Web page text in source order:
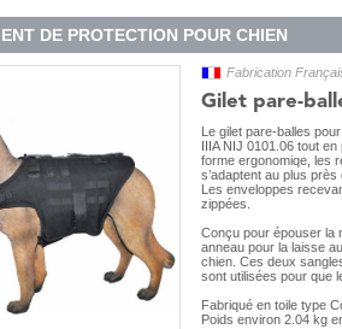
DE PROTECTION POUR CHIEN
Fabrication
Gilet pare-
Le gilet pare-balles
IIIA NIJ 0101.06 tout
forme ergonomiqe, les
s’adaptent au plus
Les enveloppes
zippées.
Conçu pour épouser la
anneau pour la laisse
chien. Ces deux
sont utilisées pour que
Fabriqué en toile type
Poids environ 2.04 kg